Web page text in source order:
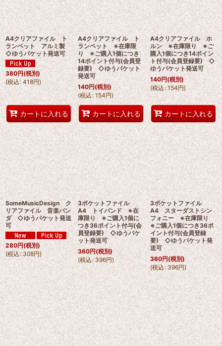
A4クリアファイル ト
ランペット アルミ製
◇ゆうパケット発送可
380円(税別)
(税込: 418円)
カートに入れる
A4クリアファイル ト
ランペット ※在庫限
り ※ご購入1個につき
14ポイント付与(会員登
録要) ◇ゆうパケット
発送可
140円(税別)
(税込: 154円)
カートに入れる
A4クリアファイル ホ
ルン ※在庫限り ※ご
購入1個につき14ポイン
ト付与(会員登録要) ◇
ゆうパケット発送可
140円(税別)
(税込: 154円)
カートに入れる
SomeMusicDesign ク
リアファイル 音楽パン
ダ ◇ゆうパケット発送
可
280円(税別)
(税込: 308円)
3ポケットファイル
A4 トイバンド ※在
庫限り ※ご購入1個に
つき36ポイント付与(会
員登録要) ◇ゆうパケ
ット発送可
360円(税別)
(税込: 396円)
3ポケットファイル
A4 スターダストシン
フォニー ※在庫限り
※ご購入1個につき36ポ
イント付与(会員登録
要) ◇ゆうパケット発
送可
360円(税別)
(税込: 396円)